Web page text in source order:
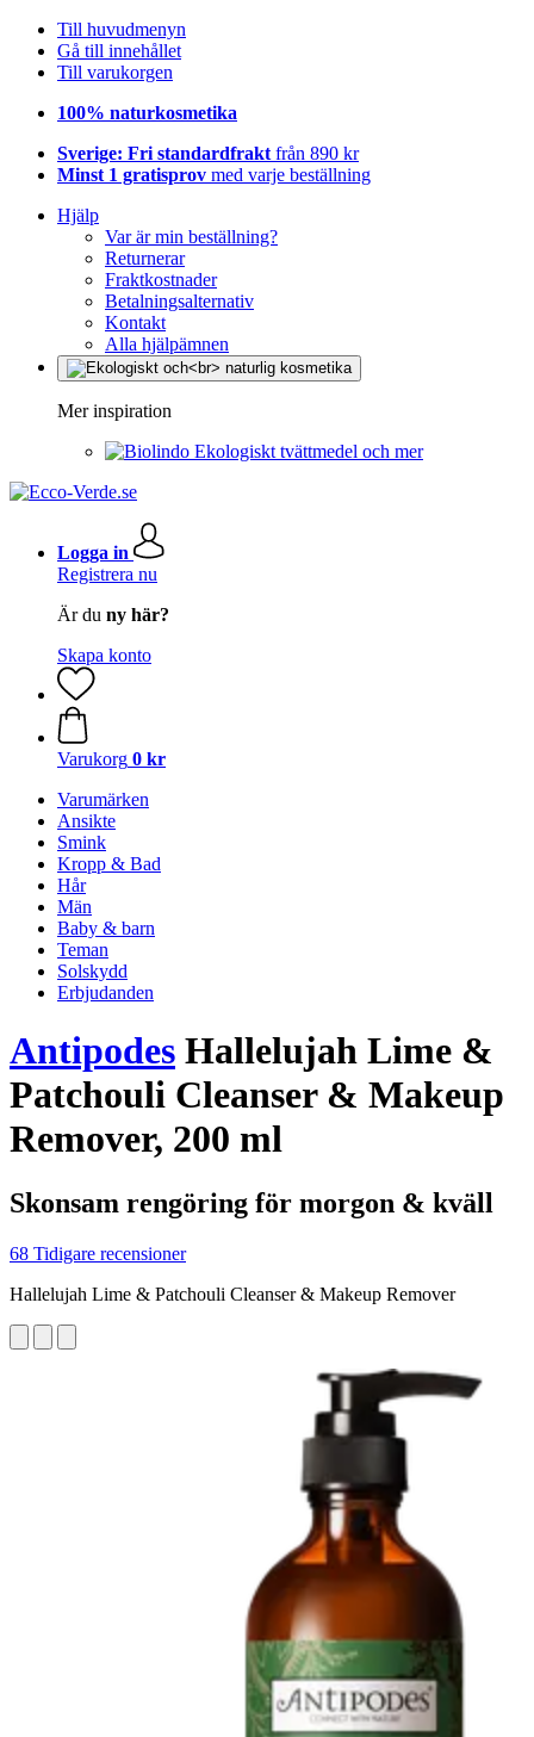
Till huvudmenyn
Gå till innehållet
Till varukorgen
100% naturkosmetika
Sverige: Fri standardfrakt från 890 kr
Minst 1 gratisprov med varje beställning
Hjälp
Var är min beställning?
Returnerar
Fraktkostnader
Betalningsalternativ
Kontakt
Alla hjälpämnen
Mer inspiration
Ekologiskt tvättmedel och mer
Logga in
Registrera nu
Är du ny här?
Skapa konto
Varukorg 0 kr
Varumärken
Ansikte
Smink
Kropp & Bad
Hår
Män
Baby & barn
Teman
Solskydd
Erbjudanden
Antipodes Hallelujah Lime &
Patchouli Cleanser & Makeup
Remover, 200 ml
Skonsam rengöring för morgon & kväll
68 Tidigare recensioner
Hallelujah Lime & Patchouli Cleanser & Makeup Remover